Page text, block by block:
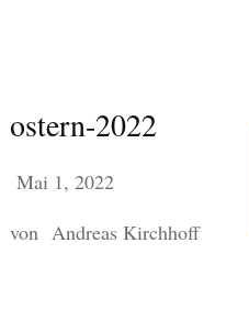
ostern-2022
Mai 1, 2022
von Andreas Kirchhoff